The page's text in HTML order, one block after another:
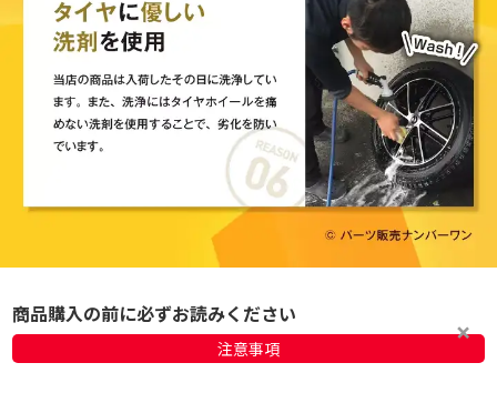
商品購入の前に必ずお読みください
注意事項